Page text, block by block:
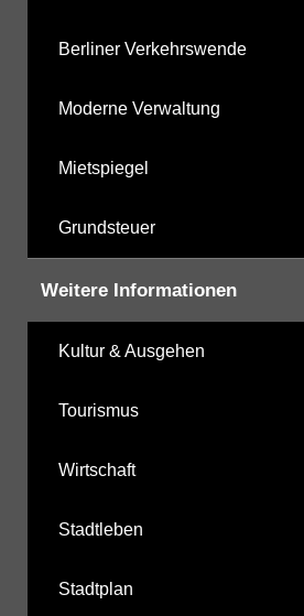
Berliner Verkehrswende
Moderne Verwaltung
Mietspiegel
Grundsteuer
Weitere Informationen
Kultur & Ausgehen
Tourismus
Wirtschaft
Stadtleben
Stadtplan